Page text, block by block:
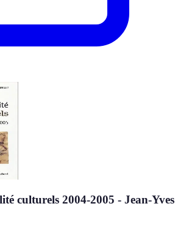
culturels 2004-2005 - Jean-Yves